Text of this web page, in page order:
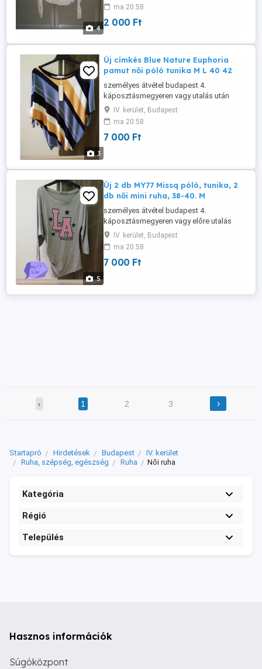
4
után postázom. 1 darab 2000 ft
ma 20:58
2 000 Ft
3
Új címkés Blue Nature Euphoria
pamut női póló tunika M L 40 42
személyes átvétel budapest 4.
káposztásmegyeren vagy utalás után
postázom
IV. kerület, Budapest
ma 20:58
7 000 Ft
5
Új 2 db MY77 Missq póló, tunika, 2
db női mini ruha, 38-40. M
személyes átvétel budapest 4.
káposztásmegyeren vagy előre utalás
után postázom 1 darab ruha 10.000 ft 1
darab tunika 7000 ft
IV. kerület, Budapest
ma 20:58
7 000 Ft
‹ 1 2 3 ›
Startapró Hirdetések Budapest
IV. kerület
Ruha, szépség, egészség
Ruha Női ruha
Kategória
Régió
Település
Hasznos információk
Súgóközpont